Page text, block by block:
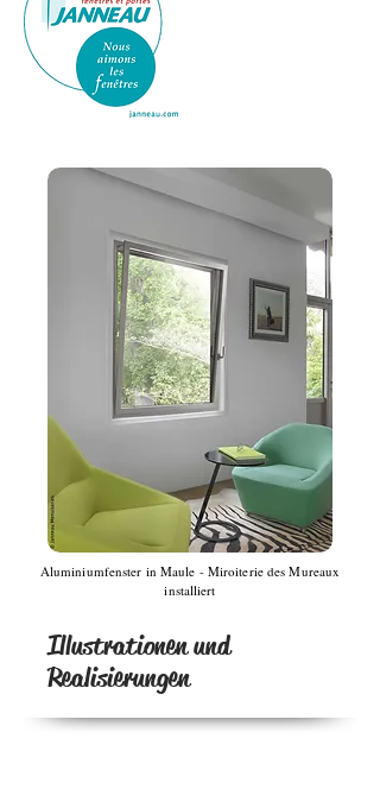
Aluminiumfenster in Maule - Miroiterie des Mureaux
installiert
Illustrationen und
Realisierungen